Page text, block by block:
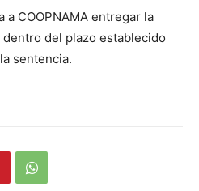
COOPNAMA entregar la
del plazo establecido
sentencia.